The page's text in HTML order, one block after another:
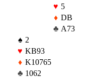
♥ 5
♦ DB
♣ A73
♠ 2
♥ KB93
♦ K10765
♣ 1062